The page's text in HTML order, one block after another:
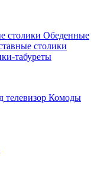
столики Обеденные
столики
табуреты
телевизор Комоды